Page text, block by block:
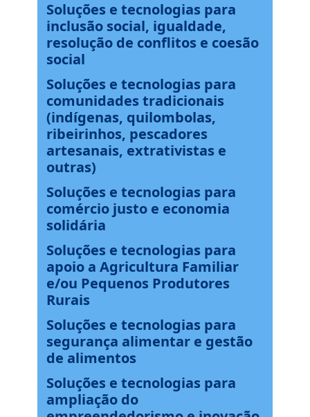
Soluções e tecnologias para
inclusão social, igualdade,
resolução de conflitos e coesão
social
Soluções e tecnologias para
comunidades tradicionais
(indígenas, quilombolas,
ribeirinhos, pescadores
artesanais, extrativistas e
outras)
Soluções e tecnologias para
comércio justo e economia
solidária
Soluções e tecnologias para
apoio a Agricultura Familiar
e/ou Pequenos Produtores
Rurais
Soluções e tecnologias para
segurança alimentar e gestão
de alimentos
Soluções e tecnologias para
ampliação do